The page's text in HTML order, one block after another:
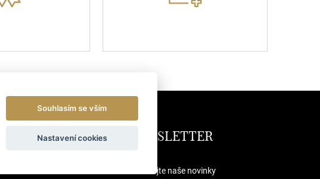
NEWSLETTER
Odebírejte naše novinky
Souhlasím se vším
Nastavení cookies